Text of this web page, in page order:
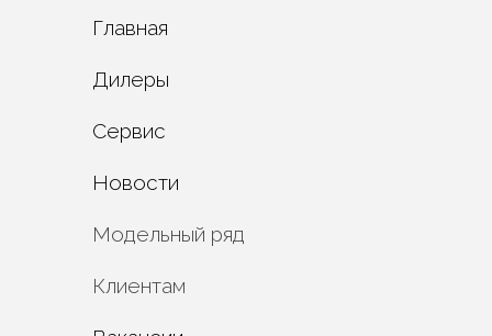
Главная
Дилеры
Сервис
Новости
Модельный ряд
Клиентам